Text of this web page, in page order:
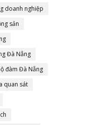
doanh nghiệp
sản
Đà Nẵng
đàm Đà Nẵng
quan sát